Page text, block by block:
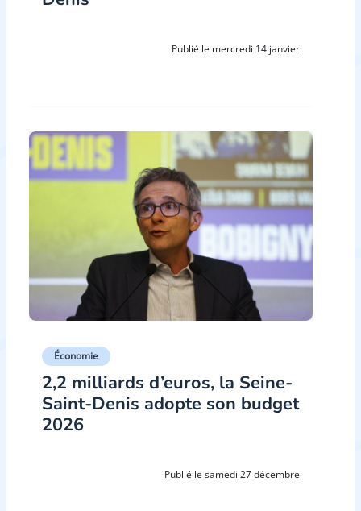
Publié le mercredi 14 janvier
Économie
2,2 milliards d’euros, la Seine-
Saint-Denis adopte son budget
2026
Publié le samedi 27 décembre